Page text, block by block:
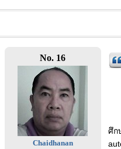
No. 16
Chaidhanan
ศึก